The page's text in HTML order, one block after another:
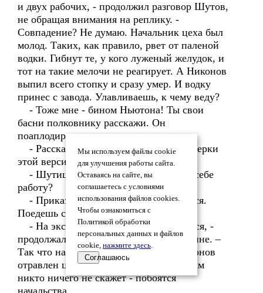
и двух рабочих, - продолжил разговор Шутов,
не обращая внимания на реплику. -
Совпадение? Не думаю. Начальник цеха был
молод. Таких, как правило, рвет от паленой
водки. Гибнут те, у кого луженый желудок, и
тот на такие мелочи не реагирует. А Никонов
выпил всего стопку и сразу умер. И водку
принес с завода. Улавливаешь, к чему веду?
- Тоже мне - бином Ньютона! Ты свои
басни полковнику расскажи. Он
поаплодирует.
- Рассказал. Он дал два дня для проверки
этой версии.
- Шутишь? На пустом месте нашли себе
работу?
- Приказы начальства не обсуждаются.
Поедешь со мной на завод?
- На эксгумацию Фоменко не решился, -
продолжал Шутов разговор уже в машине. –
Так что наша исходная гипотеза – Никонов
отравлен цианистым калием. В цехе нам
никто ничего не скажет - побоятся
начальства.
Мы используем файлы cookie
для улучшения работы сайта.
Оставаясь на сайте, вы
соглашаетесь с условиями
использования файлов cookies.
Чтобы ознакомиться с
Политикой обработки
персональных данных и файлов
cookie, нажмите здесь.
Соглашаюсь